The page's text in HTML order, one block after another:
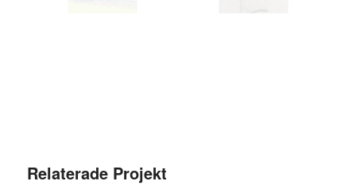
Relaterade Projekt